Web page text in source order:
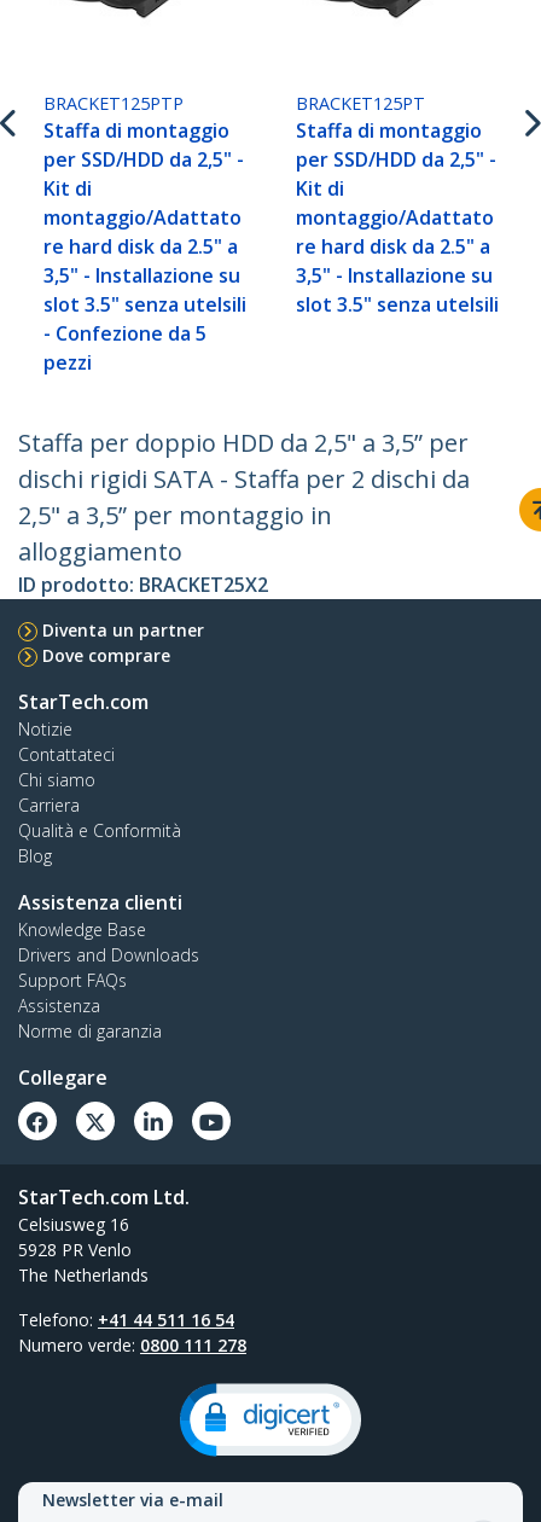
BRACKET125PTP
Staffa di montaggio
per SSD/HDD da 2,5" -
Kit di
montaggio/Adattato
re hard disk da 2.5" a
3,5" - Installazione su
slot 3.5" senza utelsili
- Confezione da 5
pezzi
BRACKET125PT
Staffa di montaggio
per SSD/HDD da 2,5" -
Kit di
montaggio/Adattato
re hard disk da 2.5" a
3,5" - Installazione su
slot 3.5" senza utelsili
Staffa per doppio HDD da 2,5" a 3,5” per
dischi rigidi SATA - Staffa per 2 dischi da
2,5" a 3,5” per montaggio in
alloggiamento
ID prodotto: BRACKET25X2
Diventa un partner
Dove comprare
StarTech.com
Notizie
Contattateci
Chi siamo
Carriera
Qualità e Conformità
Blog
Assistenza clienti
Knowledge Base
Drivers and Downloads
Support FAQs
Assistenza
Norme di garanzia
Collegare
StarTech.com Ltd.
Celsiusweg 16
5928 PR Venlo
The Netherlands
Telefono: +41 44 511 16 54
Numero verde: 0800 111 278
Newsletter via e-mail